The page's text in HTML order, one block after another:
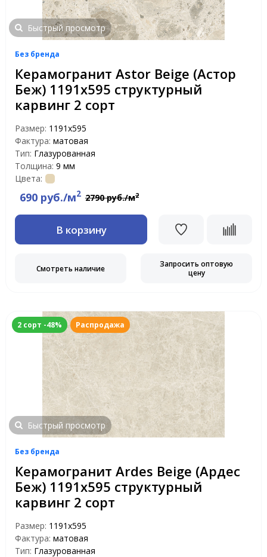
Быстрый просмотр
Без бренда
Керамогранит Astor Beige (Астор
Беж) 1191х595 структурный
карвинг 2 сорт
Размер: 1191x595
Фактура: матовая
Тип: Глазурованная
Толщина: 9 мм
Цвета:
690 руб./м2 2790 руб./м2
В корзину
Смотреть наличие
Запросить оптовую
цену
2 сорт -48% Распродажа
Быстрый просмотр
Без бренда
Керамогранит Ardes Beige (Ардес
Беж) 1191х595 структурный
карвинг 2 сорт
Размер: 1191x595
Фактура: матовая
Тип: Глазурованная